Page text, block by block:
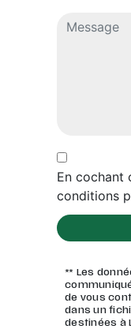
En cochant
conditions
** Les
de vous
dans un
destinées à